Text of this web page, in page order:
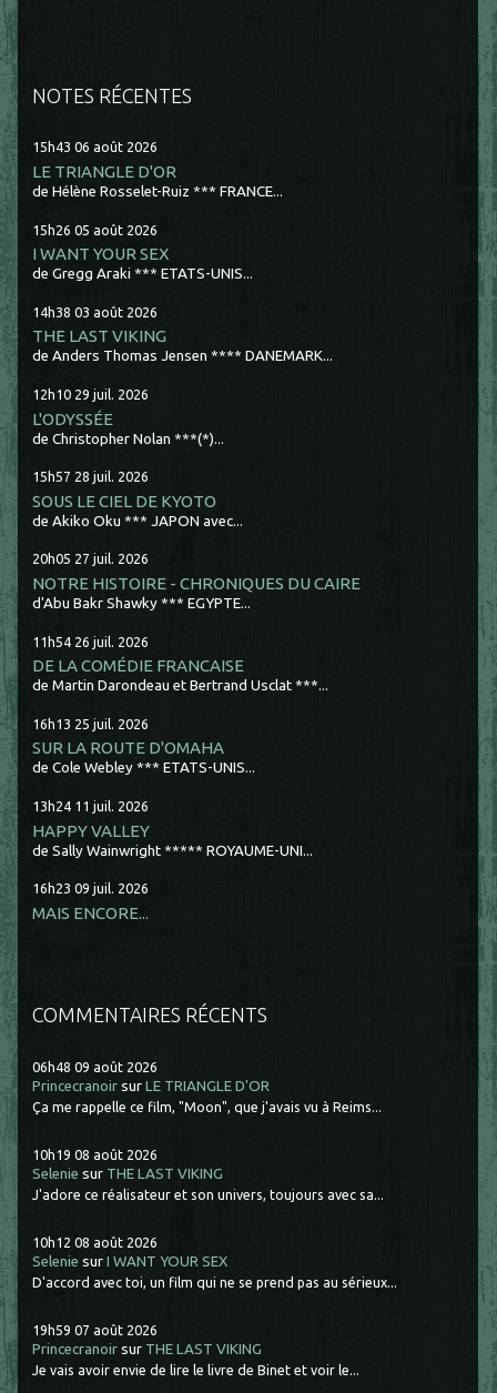
NOTES RÉCENTES
15h43 06 août 2026
LE TRIANGLE D'OR
de Hélène Rosselet-Ruiz *** FRANCE...
15h26 05 août 2026
I WANT YOUR SEX
de Gregg Araki *** ETATS-UNIS...
14h38 03 août 2026
THE LAST VIKING
de Anders Thomas Jensen **** DANEMARK...
12h10 29 juil. 2026
L'ODYSSÉE
de Christopher Nolan ***(*)...
15h57 28 juil. 2026
SOUS LE CIEL DE KYOTO
de Akiko Oku *** JAPON avec...
20h05 27 juil. 2026
NOTRE HISTOIRE - CHRONIQUES DU CAIRE
d'Abu Bakr Shawky *** EGYPTE...
11h54 26 juil. 2026
DE LA COMÉDIE FRANCAISE
de Martin Darondeau et Bertrand Usclat ***...
16h13 25 juil. 2026
SUR LA ROUTE D'OMAHA
de Cole Webley *** ETATS-UNIS...
13h24 11 juil. 2026
HAPPY VALLEY
de Sally Wainwright ***** ROYAUME-UNI...
16h23 09 juil. 2026
MAIS ENCORE...
COMMENTAIRES RÉCENTS
06h48 09 août 2026
Princecranoir surLE TRIANGLE D'OR
Ça me rappelle ce film, "Moon", que j'avais vu à Reims...
10h19 08 août 2026
Selenie sur THE LAST VIKING
J'adore ce réalisateur et son univers, toujours avec sa...
10h12 08 août 2026
Selenie surI WANT YOUR SEX
D'accord avec toi, un film qui ne se prend pas au sérieux...
19h59 07 août 2026
Princecranoir sur THE LAST VIKING
Je vais avoir envie de lire le livre de Binet et voir le...